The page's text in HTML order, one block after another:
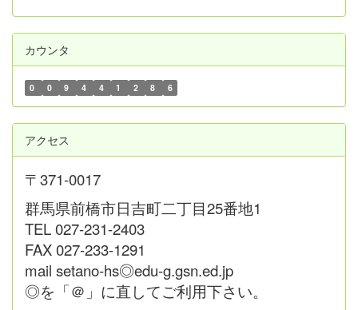
カウンタ
0 0 9 4 4 1 2 8 6
アクセス
〒371-0017
群馬県前橋市日吉町二丁目25番地1
TEL 027-231-2403
FAX 027-233-1291
mail setano-hs◎edu-g.gsn.ed.jp
◎を「＠」に直してご利用下さい。